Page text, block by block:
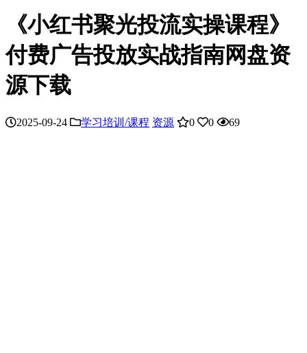
《小红书聚光投流实操课程》
付费广告投放实战指南网盘资
源下载
2025-09-24 学习培训/课程 资源 0 0 69